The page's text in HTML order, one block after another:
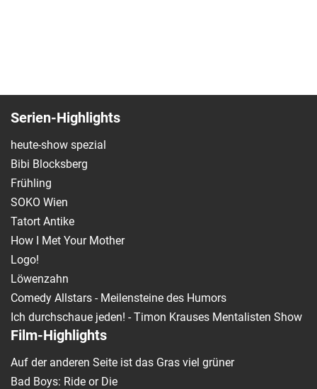
Serien-Highlights
heute-show spezial
Bibi Blocksberg
Frühling
SOKO Wien
Tatort Antike
How I Met Your Mother
Logo!
Löwenzahn
Comedy Allstars - Meilensteine des Humors
Ich durchschaue jeden! - Timon Krauses Mentalisten Show
Film-Highlights
Auf der anderen Seite ist das Gras viel grüner
Bad Boys: Ride or Die